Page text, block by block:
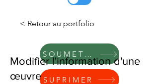
SOUMETTRE
SUPRIMER
< Retour au portfolio
Modifier l'information d'une
œuvre